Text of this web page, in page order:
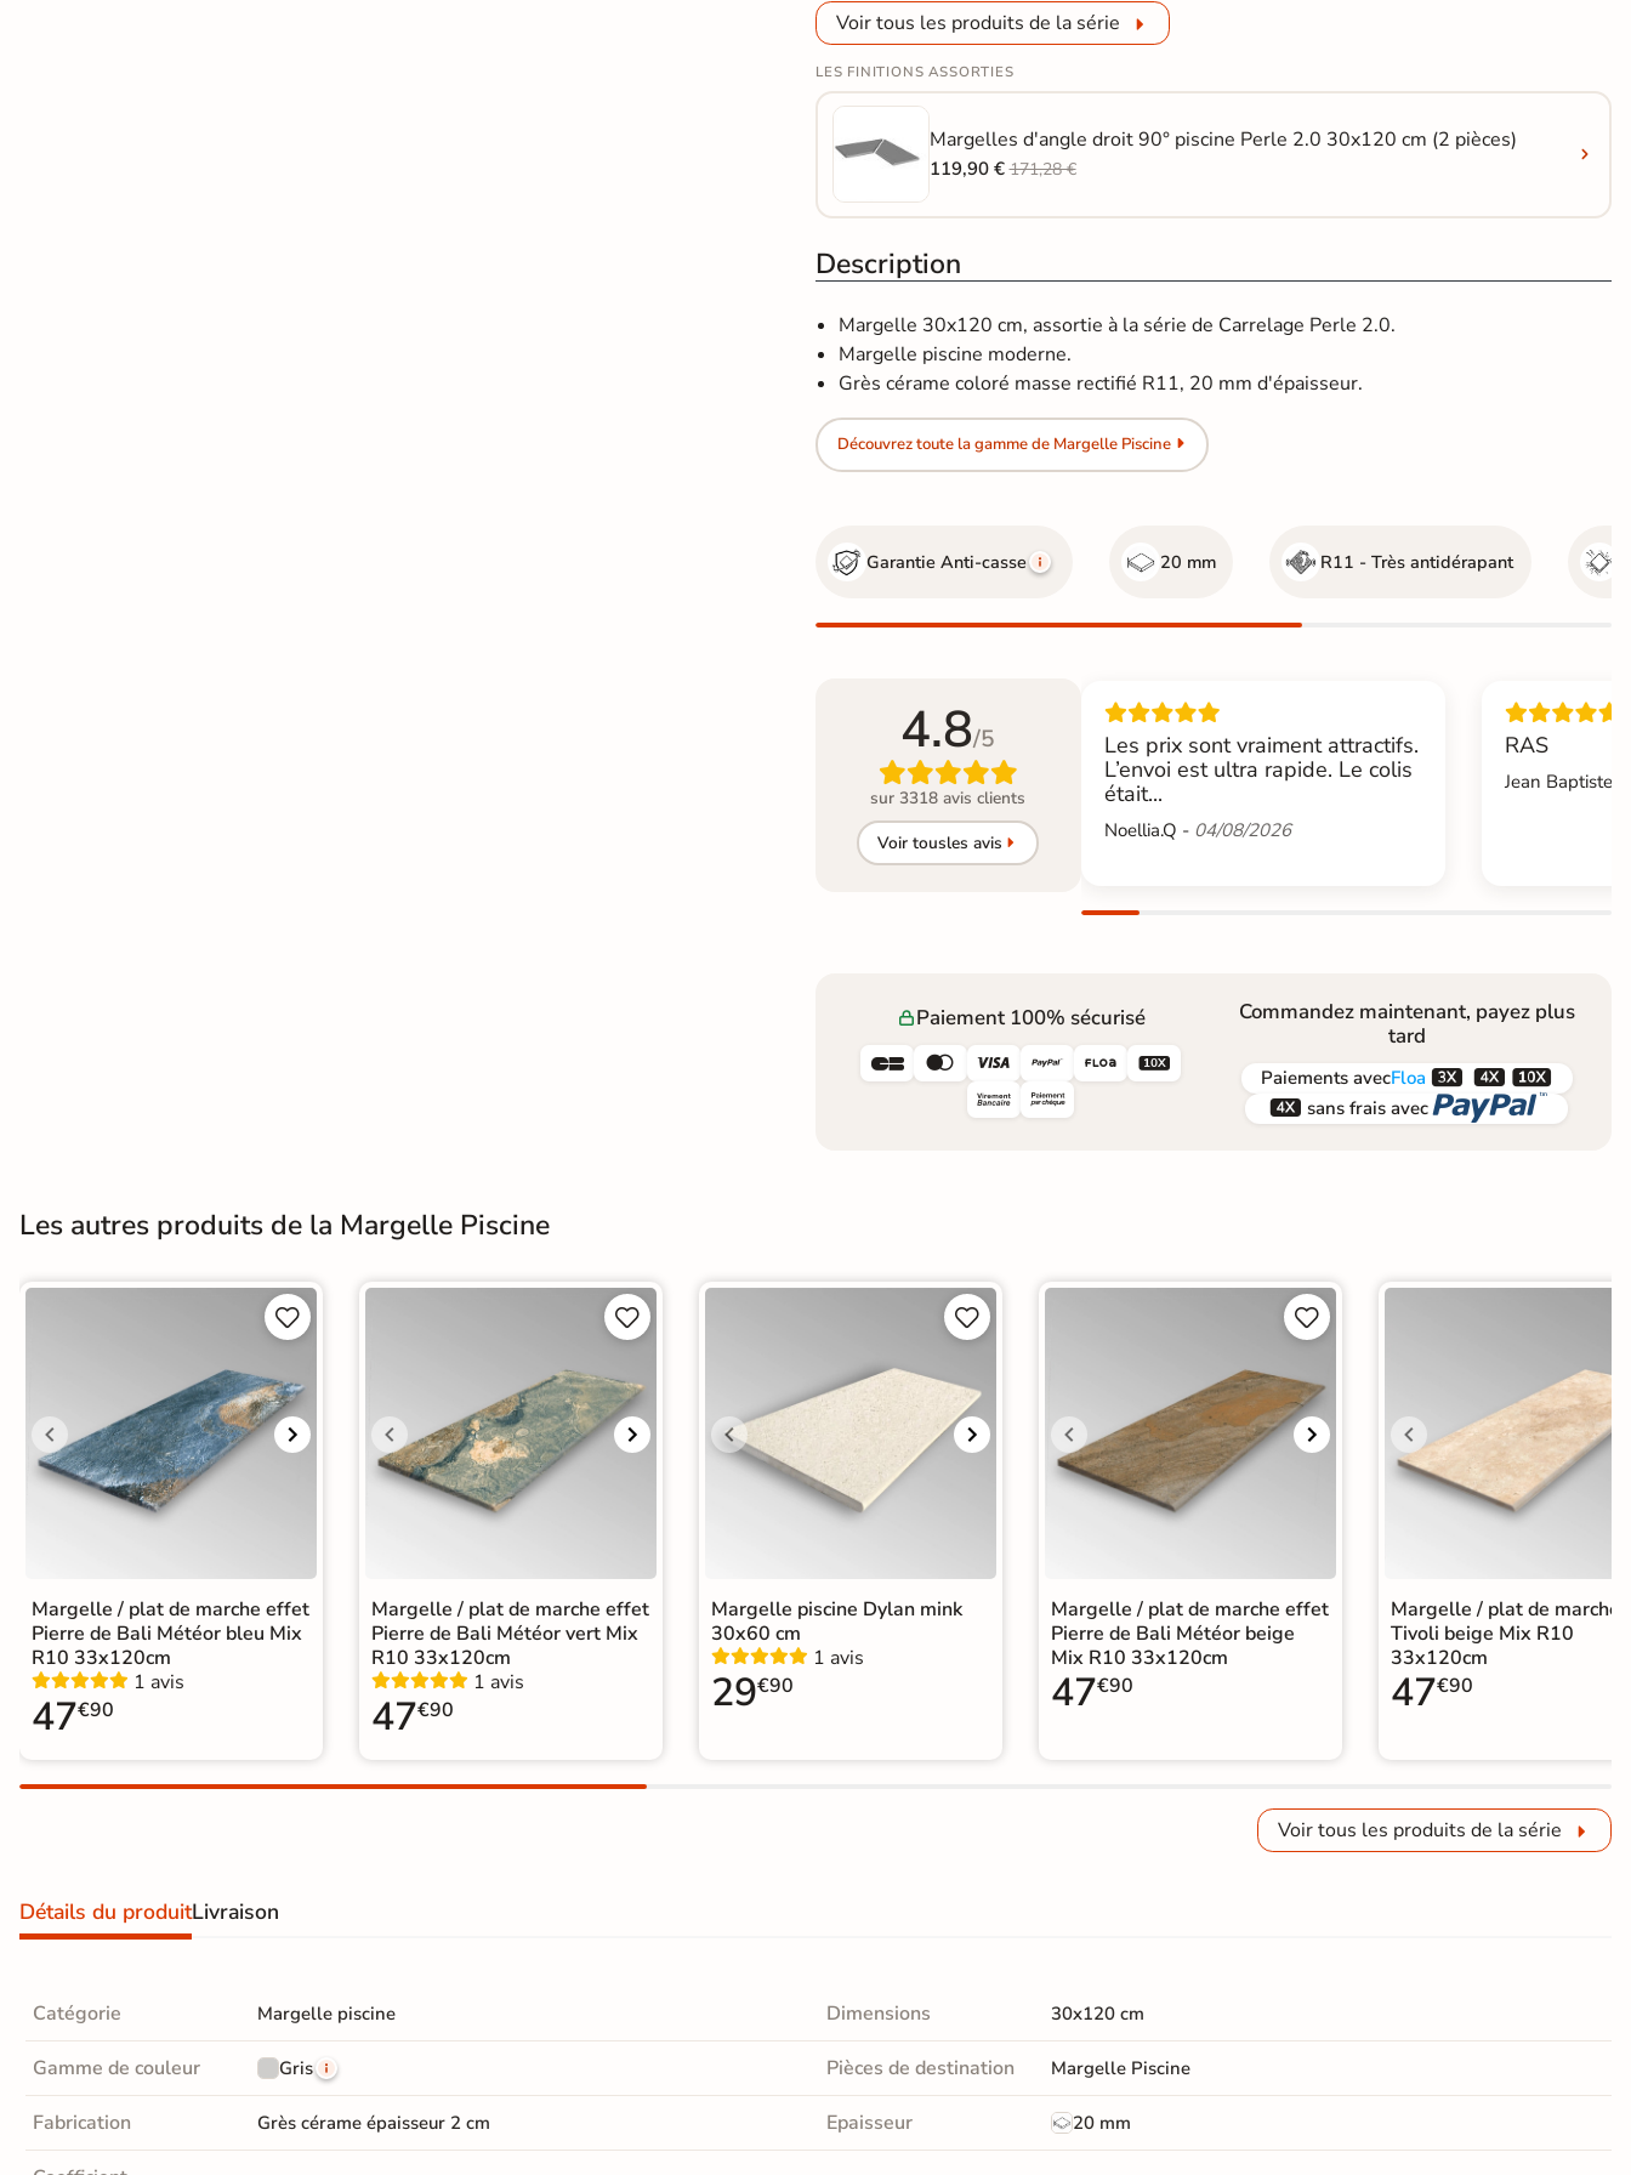
mural
PAR FORME &
DIMENSION
Carrelage
hexagonal
grand format
Carrelage extra fin
Voir tous les
PAR FINITION
Carrelage brillant
5j
Voir tous les produits de la série
LES FINITIONS ASSORTIES
Margelles d'angle droit 90° piscine Perle 2.0 30x120 cm (2 pièces)
119,90 €171,28 €
Description
Margelle 30x120 cm, assortie à la série de Carrelage Perle 2.0.
Margelle piscine moderne.
Grès cérame coloré masse rectifié R11, 20 mm d'épaisseur.
Découvrez toute la gamme de Margelle Piscine
Garantie Anti-casse 20 mm R11 - Très antidérapant
4.8/5

sur 3318 avis clients
Voir tousles avis
Les prix sont vraiment attractifs.
L’envoi est ultra rapide. Le colis
était...
Noellia.Q - 04/08/2026
RAS
Jean
Paiement 100% sécurisé
     
Commandez maintenant, payez plus
tard
PaiementsavecFloa  
 sans frais avec 
Les autres produits de la Margelle Piscine


Margelle / plat de marche effet
Pierre de Bali Météor bleu Mix
R10 33x120cm
1 avis
47€90


Margelle / plat de marche effet
Pierre de Bali Météor vert Mix
R10 33x120cm
1 avis
47€90


Margelle piscine Dylan mink
30x60 cm
1 avis
29€90


Margelle / plat de marche effet
Pierre de Bali Météor beige
Mix R10 33x120cm
47€90
Margelle / plat de marche
Tivoli beige Mix R10
33x120cm
47€90
Voir tous les produits de la série
Détails du produitLivraison
Catégorie Margelle piscine Dimensions 30x120 cm
Gamme de couleur Gris Pièces de destination Margelle Piscine
Fabrication Grès cérame épaisseur 2 cm Epaisseur 20 mm